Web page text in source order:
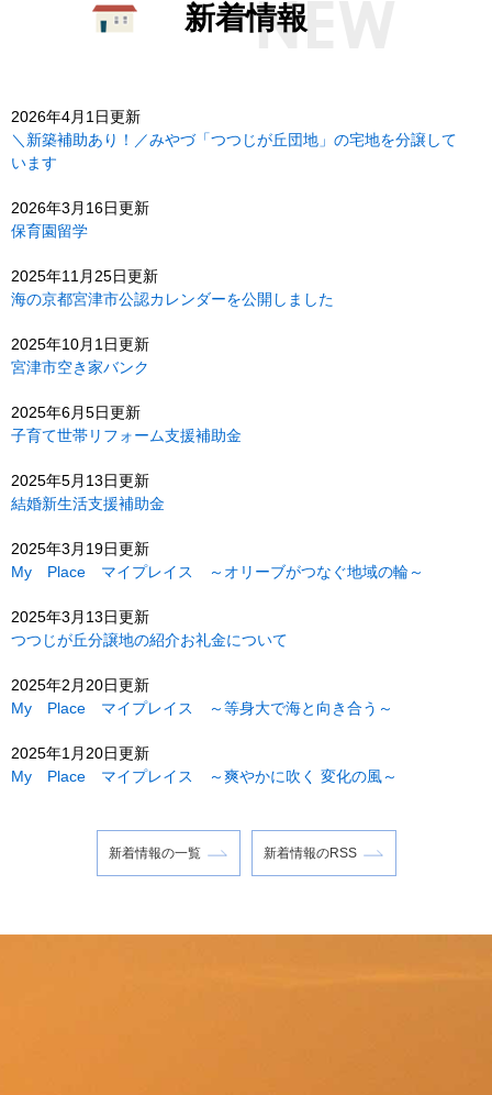
新着情報
2026年4月1日更新
＼新築補助あり！／みやづ「つつじが丘団地」の宅地を分譲して
います
2026年3月16日更新
保育園留学
2025年11月25日更新
海の京都宮津市公認カレンダーを公開しました
2025年10月1日更新
宮津市空き家バンク
2025年6月5日更新
子育て世帯リフォーム支援補助金
2025年5月13日更新
結婚新生活支援補助金
2025年3月19日更新
My Place マイプレイス ～オリーブがつなぐ地域の輪～
2025年3月13日更新
つつじが丘分譲地の紹介お礼金について
2025年2月20日更新
My Place マイプレイス ～等身大で海と向き合う～
2025年1月20日更新
My Place マイプレイス ～爽やかに吹く 変化の風～
新着情報の一覧 新着情報のRSS